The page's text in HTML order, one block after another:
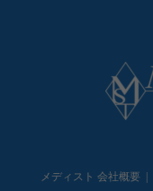
メディスト 会社概要